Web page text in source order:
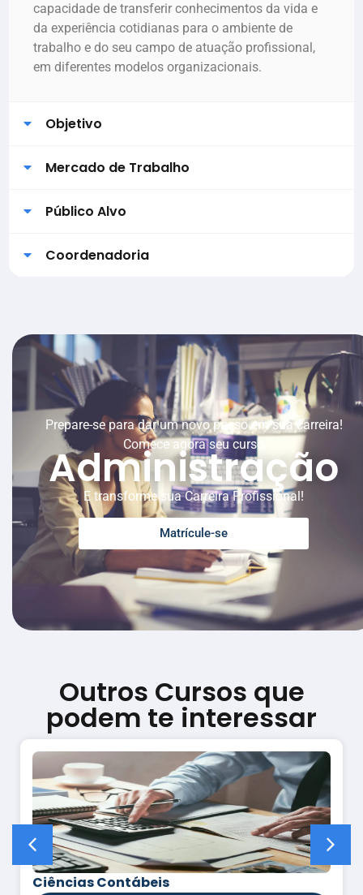
capacidade de transferir conhecimentos da vida e
da experiência cotidianas para o ambiente de
trabalho e do seu campo de atuação profissional,
em diferentes modelos organizacionais.
Objetivo
Mercado de Trabalho
Público Alvo
Coordenadoria
Prepare-se para dar um novo passo em sua carreira!
Comece agora seu curso
Administração
E transforme sua Carreira Profissional!
Matrícule-se
Outros Cursos que
podem te interessar
Ciências Contábeis